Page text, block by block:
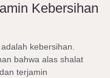
Kebersihan
kebersihan.
bahwa alas shalat
terjamin